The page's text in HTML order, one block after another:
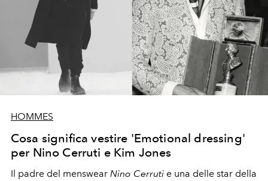
HOMMES
Cosa significa vestire 'Emotional dressing'
per Nino Cerruti e Kim Jones
Il padre del menswear Nino Cerruti e una delle star della